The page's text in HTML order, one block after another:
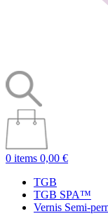
0 items 0,00 €
TGB
TGB SPA™
Vernis Semi-